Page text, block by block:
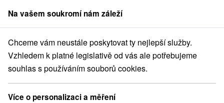
člen skupinySorger
Slovensko Žilinský kraj Vitanová Penzión Borky Vitanová
Penzión Borky Vitanová
Vitanová
Na vašem soukromí nám záleží
Chceme vám neustále poskytovat ty nejlepší služby.
Vzhledem k platné legislativě od vás ale potřebujeme
souhlas s používáním souborů cookies.
Více o personalizaci a měření